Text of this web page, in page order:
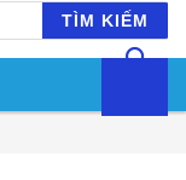
TÌM KIẾM